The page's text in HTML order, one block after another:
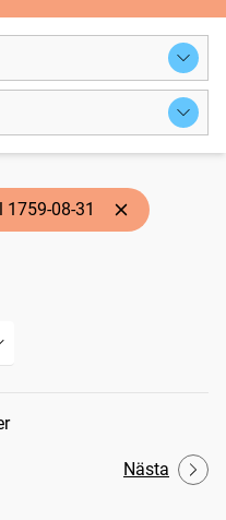
1759-08-31
Nästa